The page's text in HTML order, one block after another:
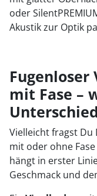
oder
Akustik zur Optik
Fugenloser
mit Fase –
Vielleicht fragst Du
mit oder ohne
hängt in erster
Geschmack und